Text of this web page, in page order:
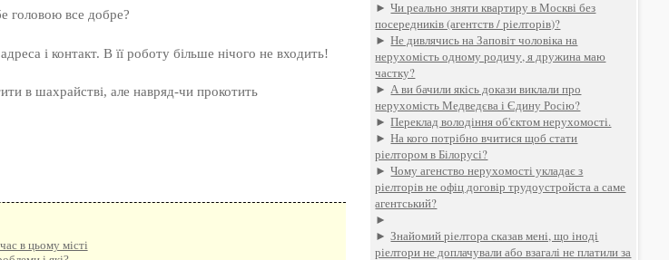
головою все добре?
і контакт. В її роботу більше нічого не входить!
в шахрайстві, але навряд-чи прокотить
в цьому місті
►Чи реально зняти квартиру в Москві без
посередників (агентств / ріелторів)?
►Не дивлячись на Заповіт чоловіка на
нерухомість одному родичу, я дружина маю
частку?
►А ви бачили якісь докази виклали про
нерухомість Медведєва і Єдину Росію?
►Переклад володіння об'єктом нерухомості.
►На кого потрібно вчитися щоб стати
ріелтором в Білорусі?
►Чому агенство нерухомості укладає з
ріелторів не офіц договір трудоустройста а саме
агентський?
►
►Знайомий ріелтора сказав мені, що іноді
ріелтори не доплачували або взагалі не платили за